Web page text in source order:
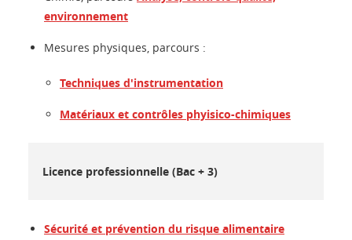
environnement
Mesures physiques, parcours :
Techniques d'instrumentation
Matériaux et contrôles phyisico-chimiques
Licence professionnelle (Bac + 3)
Sécurité et prévention du risque alimentaire